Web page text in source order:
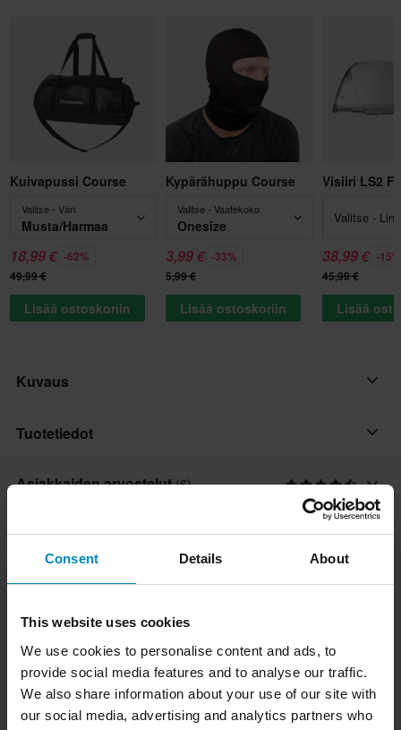
Consent Details About
This website uses cookies
We use cookies to personalise content and ads, to
provide social media features and to analyse our traffic.
We also share information about your use of our site with
our social media, advertising and analytics partners who
Kuivapussi Course
Valitse - Väri
Musta/Harmaa
18,99 € -62%
49,99 €
Lisää ostoskoriin
Kypärähuppu Course
Valitse - Vaatekoko
Onesize
3,99 € -33%
5,99 €
Lisää ostoskoriin
Visiiri LS2
Valitse -
38,99 € -15%
45,99 €
Lisää
Kuvaus
Nauti tämän modulaarisen kypärän monipuolisuudesta –
Turvallinen ja mukava, sisältäen uuden lukitusmekanismin 90º
• Valmistettu HPTT-polykarbonaatista
• COOLMAX-vuori: erinomainen kosteudenhallinta, hyvä
• Irrotettava ja pestävä
• Hypoallergeeninen
• Laserleikattu vaahtomuovi
• Leuka- ja etutuuletusaukot
• Ilmanpoistoaukko
Tuotetiedot
Väri
Materiaali
Kestomuovi
Asiakkaiden arvostelut(6)
Koko-opas
Toimitus ja palautus
Toimitamme päivittäin tilauksia kaikkialle Pohjoismaissa.
Teemme aina parhaamme varmistaaksemme, että vastaanotat
tuotteet mahdollisimman nopeasti!
(Kysy jotain)
Kysy jotain
Suosikit tuotemerkiltä LS2